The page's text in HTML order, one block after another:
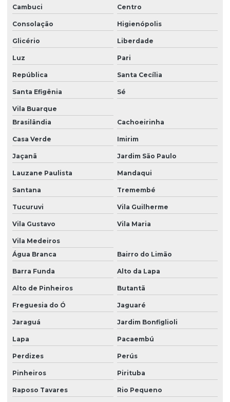
Pintura de armazéns logísticos
Pintura autonivelante
Pintura autonivelante epóxi
Pintura de edifícios
Pintura epóxi parede
Pintura especializada para shoppings
Pintura de estrutura metálica
Pintura para fábricas
Pintura de fachada comercial
Pintura de fachada predial
Pintura de fachadas
Pintura de fachadas hospitalares
Pintura de fachadas de prédios
Pintura de fachadas para shoppings
Pintura farmacêutica
Pintura de galpão industrial
Pintura de galpões
Pintura de hospitais
Pintura hospitalar especializada
Pintura para indústria de alimentos
Pintura industrial
Pintura industrial alta temperatura
Cambuci Centro
Consolação Higienópolis
Glicério Liberdade
Luz Pari
República Santa Cecília
Santa Efigênia Sé
Vila Buarque
Brasilândia
Cachoeirinha
Casa Verde Imirim
Jaçanã Jardim São Paulo
Lauzane Paulista Mandaqui
Santana Tremembé
Tucuruvi Vila Guilherme
Vila Gustavo Vila Maria
Vila Medeiros
Água Branca
Bairro do Limão
Barra Funda Alto da Lapa
Alto de Pinheiros Butantã
Freguesia do Ó Jaguaré
Jaraguá Jardim Bonfiglioli
Lapa Pacaembú
Perdizes Perús
Pinheiros Pirituba
Raposo Tavares Rio Pequeno